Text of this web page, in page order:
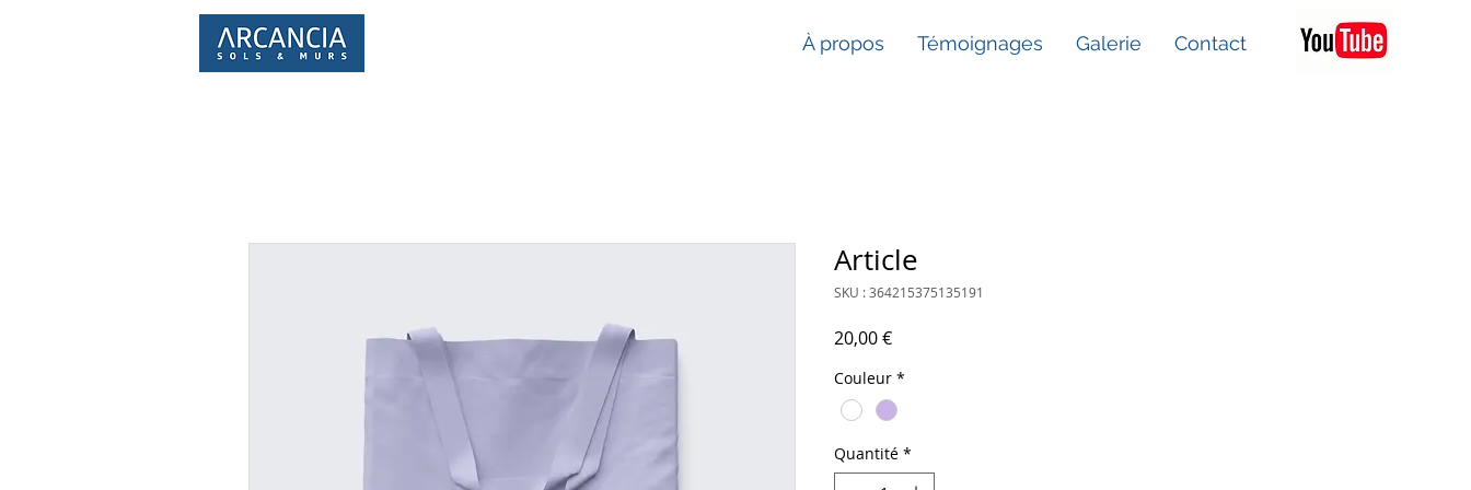
À propos Témoignages Galerie Contact
Article
SKU : 364215375135191
20,00 €Prix
Couleur *
Quantité *